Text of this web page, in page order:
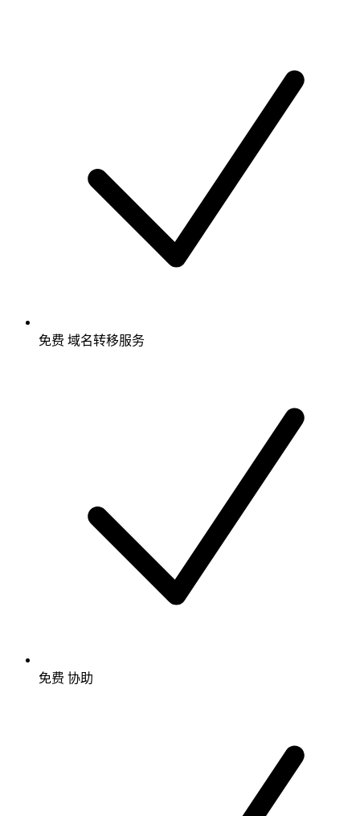
免费 域名转移服务
免费 协助